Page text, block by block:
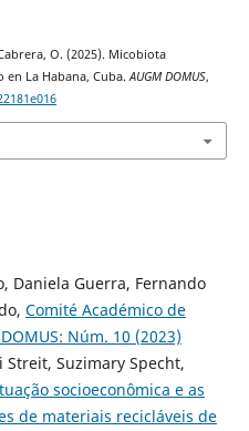
O. (2025). Micobiota
en La Habana, Cuba.AUGM DOMUS,
Daniela Guerra, Fernando
Comité Académico de
Núm. 10 (2023)
Suzimary Specht,
socioeconômica e as
de materiais recicláveis de